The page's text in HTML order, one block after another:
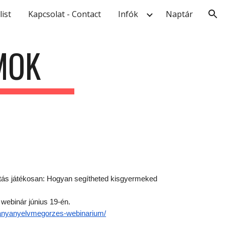
Kapcsolat - Contact Infók Naptár
játékosan: Hogyan segítheted kisgyermeked
június 19-én.
webinarium/